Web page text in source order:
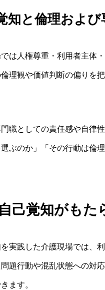
知と倫理およ
は人権尊重・利用者主体
理観や価値判断の偏りを
門職としての責任感や自律
ぶのか」「その行動は倫
自己覚知がもた
実践した介護現場では、
題行動や混乱状態への対
ます。